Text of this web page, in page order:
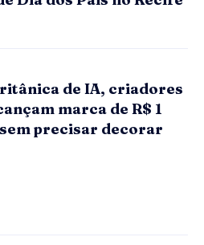
de IA, criadores
marca de R$ 1
precisar decorar